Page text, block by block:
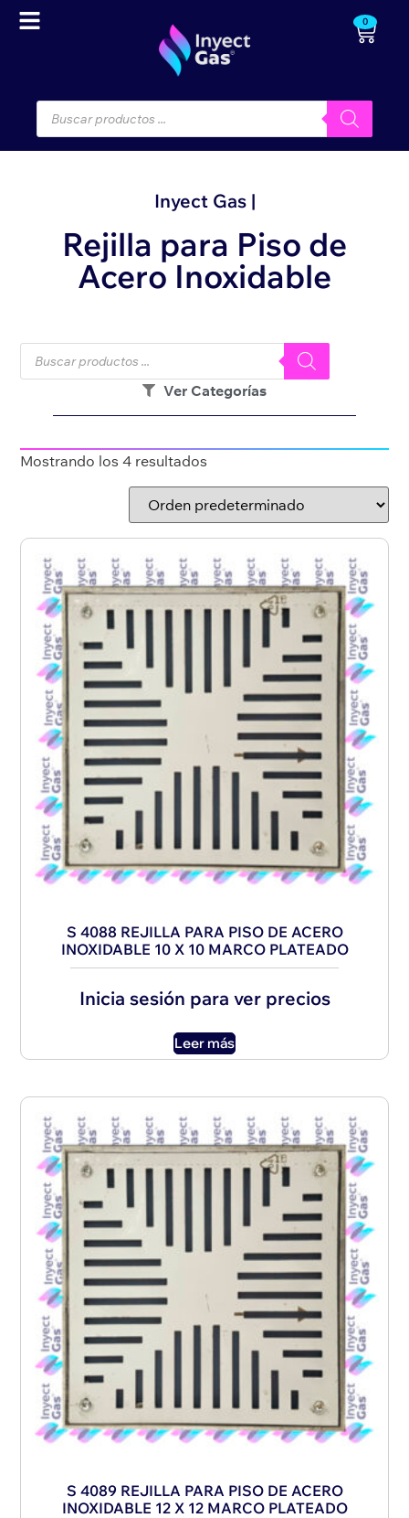
0
Inyect Gas |
Rejilla para Piso de
Acero Inoxidable
Ver Categorías
Mostrando los 4 resultados
S 4088 REJILLA PARA PISO DE ACERO
INOXIDABLE 10 X 10 MARCO PLATEADO
Inicia sesión para ver precios
Leer más
S 4089 REJILLA PARA PISO DE ACERO
INOXIDABLE 12 X 12 MARCO PLATEADO